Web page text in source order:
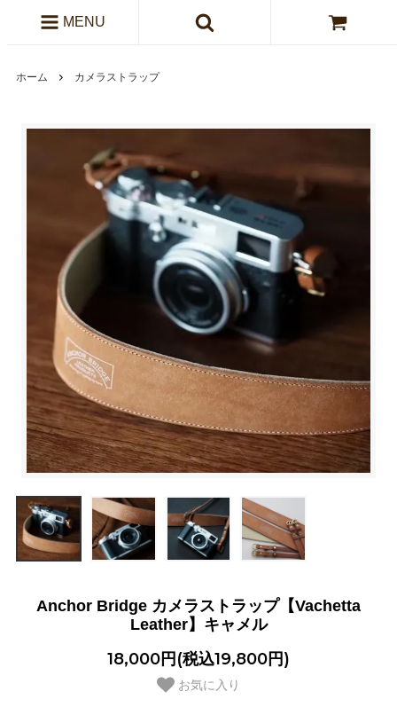
MENU
ホーム カメラストラップ
Anchor Bridge カメラストラップ【Vachetta
Leather】キャメル
18,000円(税込19,800円)
お気に入り